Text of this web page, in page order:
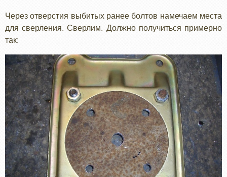
Через отверстия выбитых ранее болтов намечаем места
для сверления. Сверлим. Должно получиться примерно
так: